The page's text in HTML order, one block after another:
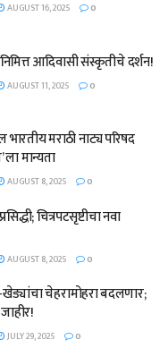
AUGUST 16, 2025 0
आदिवासी संस्कृतीचे दर्शन!
AUGUST 11, 2025 0
मराठी नाट्य परिषद
मान्यता
AUGUST 8, 2025 0
चित्रपटसृष्टीचा नवा
AUGUST 8, 2025 0
चेहरामोहरा बदलणार;
JULY 29, 2025 0